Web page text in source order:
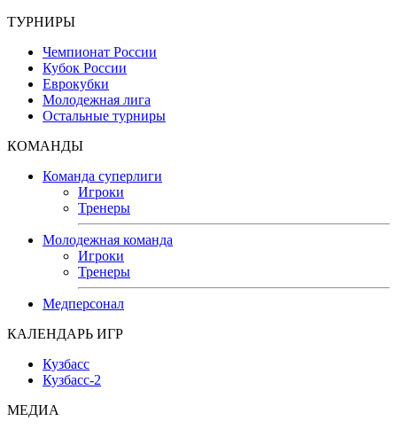
ТУРНИРЫ
Чемпионат России
Кубок России
Еврокубки
Молодежная лига
Остальные турниры
КОМАНДЫ
Команда суперлиги
Игроки
Тренеры
Молодежная команда
Игроки
Тренеры
Медперсонал
КАЛЕНДАРЬ ИГР
Кузбасс
Кузбасс-2
МЕДИА